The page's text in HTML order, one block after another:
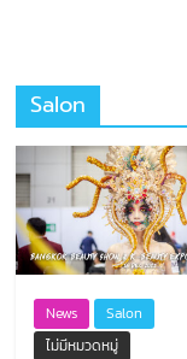
Salon
News
Salon
ไม่มีหมวดหมู่